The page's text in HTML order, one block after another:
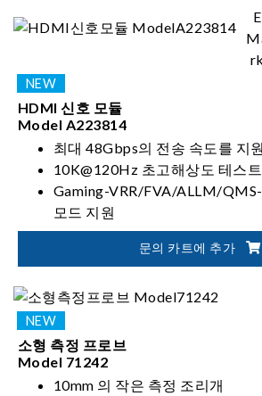
HDMI 신호 모듈
Model A223814
최대 48Gbps의 전송 속도를 지
10K@120Hz 초고해상도 테스
Gaming-VRR/FVA/ALLM/
모드 지원
HDR10 / HLG / HDR10 + /
문의 카트에 추가
소형 측정 프로브
Model 71242
10mm 의 작은 측정 조리개